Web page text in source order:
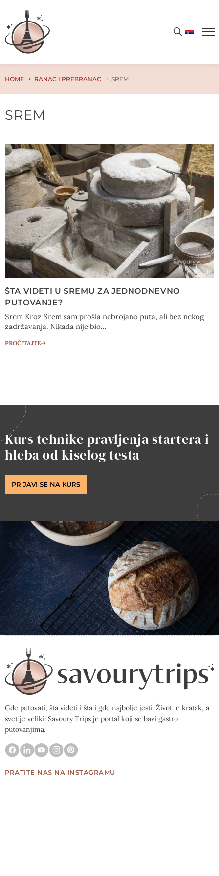
HOME RANAC I PREBRANAC SREM
SREM
ŠTA VIDETI U SREMU ZA JEDNODNEVNO
PUTOVANJE?
Srem Kroz Srem sam prošla nebrojano puta, ali bez nekog
zadržavanja. Nikada nije bio...
PROČITAJTE
Kurs tehnike pravljenja startera i
hleba od kiselog testa
PRIJAVI SE NA KURS
Gde putovati, šta videti i šta i gde najbolje jesti. Život je kratak, a
svet je veliki. Savoury Trips je portal koji se bavi gastro
putovanjima.
PRATITE NAS NA INSTAGRAMU